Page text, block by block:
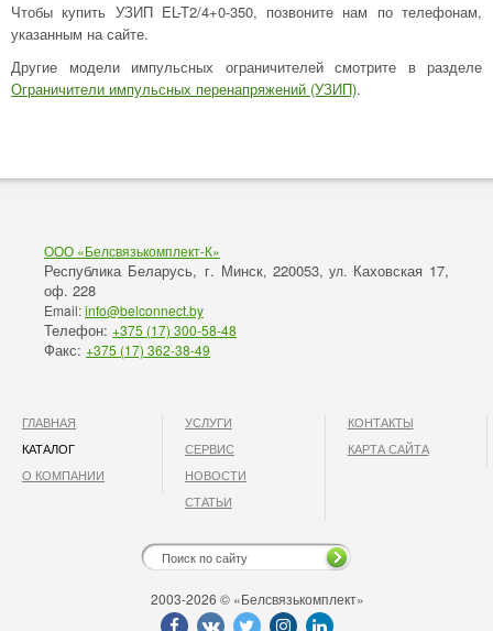
Чтобы купить УЗИП EL-T2/4+0-350, позвоните нам по телефонам,
указанным на сайте.
Другие модели импульсных ограничителей смотрите в разделе
Ограничители импульсных перенапряжений (УЗИП).
ООО «Белсвязькомплект-К»
Республика Беларусь, г. Минск, 220053, ул. Каховская 17,
оф. 228
Email:info@belconnect.by
Телефон: +375 (17) 300-58-48
Факс: +375 (17) 362-38-49
ГЛАВНАЯ
КАТАЛОГ
О КОМПАНИИ
УСЛУГИ
СЕРВИС
НОВОСТИ
СТАТЬИ
КОНТАКТЫ
КАРТА САЙТА
2003-2026 © «Белсвязькомплект»